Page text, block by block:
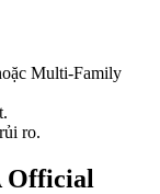
Multi-Family
ro.
Official